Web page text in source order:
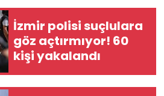
İzmir polisi suçlulara
göz açtırmıyor! 60
kişi yakalandı